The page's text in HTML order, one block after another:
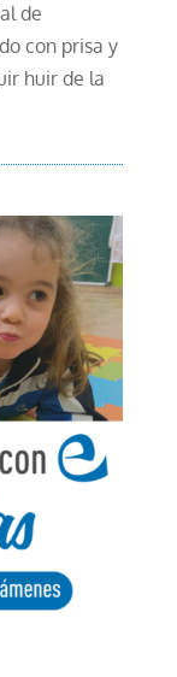
de
con prisa y
huir de la